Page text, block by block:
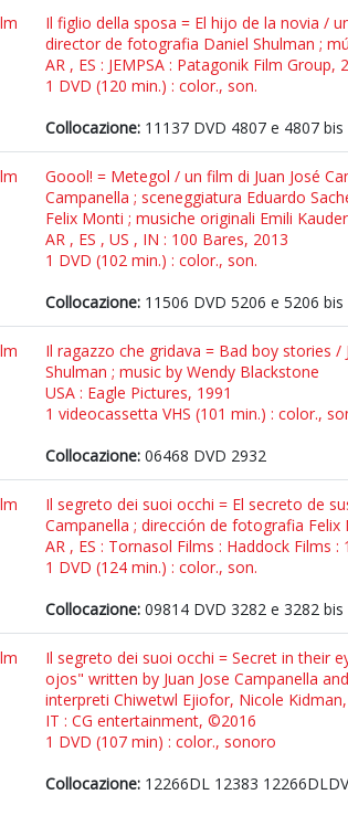
Il figlio della sposa = El hijo de la novia /
director de fotografia Daniel Shulman ;
AR , ES : JEMPSA : Patagonik Film Group,
1 DVD (120 min.) : color., son.
Collocazione: 11137 DVD 4807 e 4807 bis
Goool! = Metegol / un film di Juan José
Campanella ; sceneggiatura Eduardo
Felix Monti ; musiche originali Emili
AR , ES , US , IN : 100 Bares, 2013
1 DVD (102 min.) : color., son.
Collocazione: 11506 DVD 5206 e 5206 bis
Il ragazzo che gridava = Bad boy stories
Shulman ; music by Wendy Blackstone
USA : Eagle Pictures, 1991
1 videocassetta VHS (101 min.) : color.,
Collocazione: 06468 DVD 2932
Il segreto dei suoi occhi = El secreto de
Campanella ; dirección de fotografia Felix
AR , ES : Tornasol Films : Haddock Films :
1 DVD (124 min.) : color., son.
Collocazione: 09814 DVD 3282 e 3282 bis
Il segreto dei suoi occhi = Secret in their
ojos" written by Juan Jose Campanella
interpreti Chiwetwl Ejiofor, Nicole Kidman,
IT : CG entertainment, ©2016
1 DVD (107 min) : color., sonoro
Collocazione: 12266DL 12383